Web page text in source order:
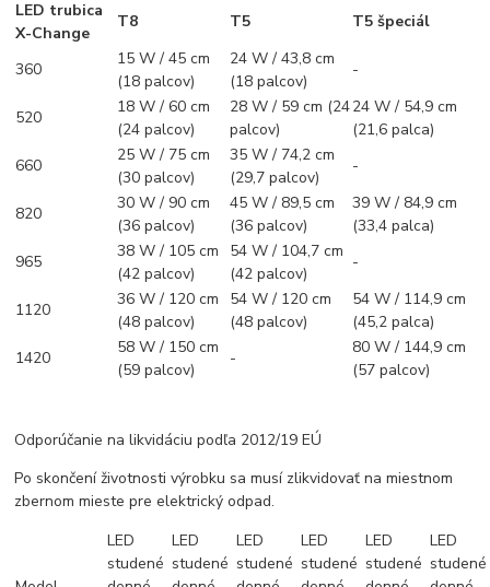
LED trubica
X-Change
T8 T5 T5 špeciál
360
15 W / 45 cm
(18 palcov)
24 W / 43,8 cm
(18 palcov)
-
520
18 W / 60 cm
(24 palcov)
28 W / 59 cm (24
palcov)
24 W / 54,9 cm
(21,6 palca)
660
25 W / 75 cm
(30 palcov)
35 W / 74,2 cm
(29,7 palcov)
-
820
30 W / 90 cm
(36 palcov)
45 W / 89,5 cm
(36 palcov)
39 W / 84,9 cm
(33,4 palca)
965
38 W / 105 cm
(42 palcov)
54 W / 104,7 cm
(42 palcov)
-
1120
36 W / 120 cm
(48 palcov)
54 W / 120 cm
(48 palcov)
54 W / 114,9 cm
(45,2 palca)
1420
58 W / 150 cm
(59 palcov)
-
80 W / 144,9 cm
(57 palcov)
Odporúčanie na likvidáciu podľa 2012/19 EÚ
Po skončení životnosti výrobku sa musí zlikvidovať na miestnom
zbernom mieste pre elektrický odpad.
LED
studené
LED
studené
LED
studené
LED
studené
LED
studené
LED
studené